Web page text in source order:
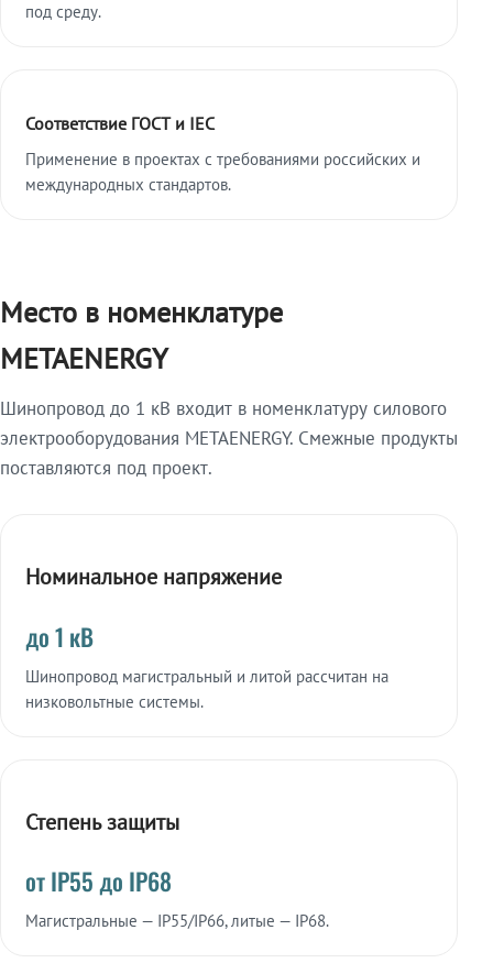
под среду.
Соответствие ГОСТ и IEC
Применение в проектах с требованиями российских и
международных стандартов.
Место в номенклатуре
METAENERGY
Шинопровод до 1 кВ входит в номенклатуру силового
электрооборудования METAENERGY. Смежные продукты
поставляются под проект.
Номинальное напряжение
до 1 кВ
Шинопровод магистральный и литой рассчитан на
низковольтные системы.
Степень защиты
от IP55 до IP68
Магистральные — IP55/IP66, литые — IP68.